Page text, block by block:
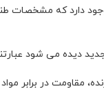
دارد که مشخصات
دیده می شود
مقاومت در